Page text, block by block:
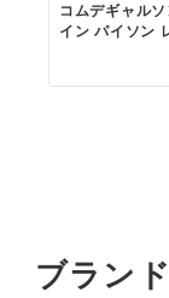
コムデギャル
イン パイソン
ブラン